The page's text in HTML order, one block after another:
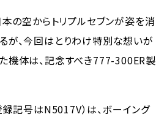
の空からトリプルセブンが姿を消
が、今回はとりわけ特別な想いが
機体は、記念すべき777-300ER製
記号はN5017V）は、ボーイング